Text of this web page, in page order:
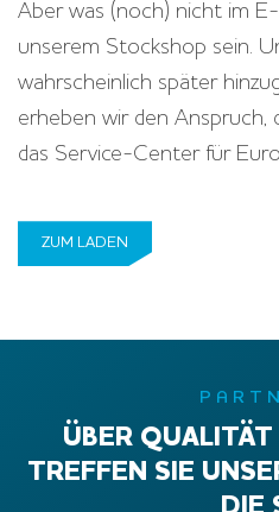
Aber was (noch) nicht im
unserem Stockshop sein.
wahrscheinlich später
erheben wir den
das Service-Center für
ZUM LADEN
ÜBER QUALITÄT
TREFFEN SIE